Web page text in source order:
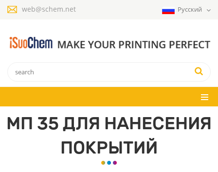
web@schem.net Русский
МП 35 ДЛЯ НАНЕСЕНИЯ
ПОКРЫТИЙ